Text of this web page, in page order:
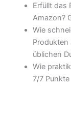
Erfüllt das
Amazon?
Wie
Produkten
üblichen
Wie
7/7 Punkte